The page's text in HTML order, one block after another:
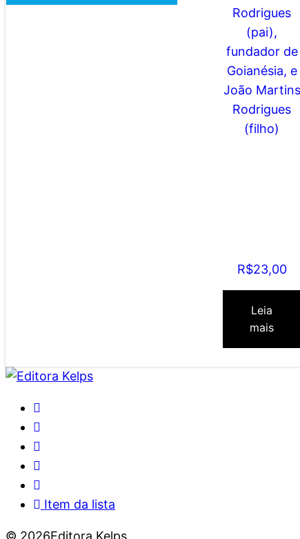
R$23,00
Leia
mais
Item da lista
© 2026Editora Kelps